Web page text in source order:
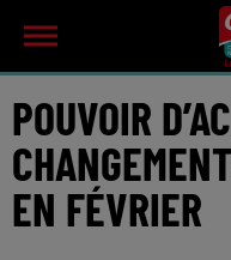
POUVOIR
EN FÉVRIER